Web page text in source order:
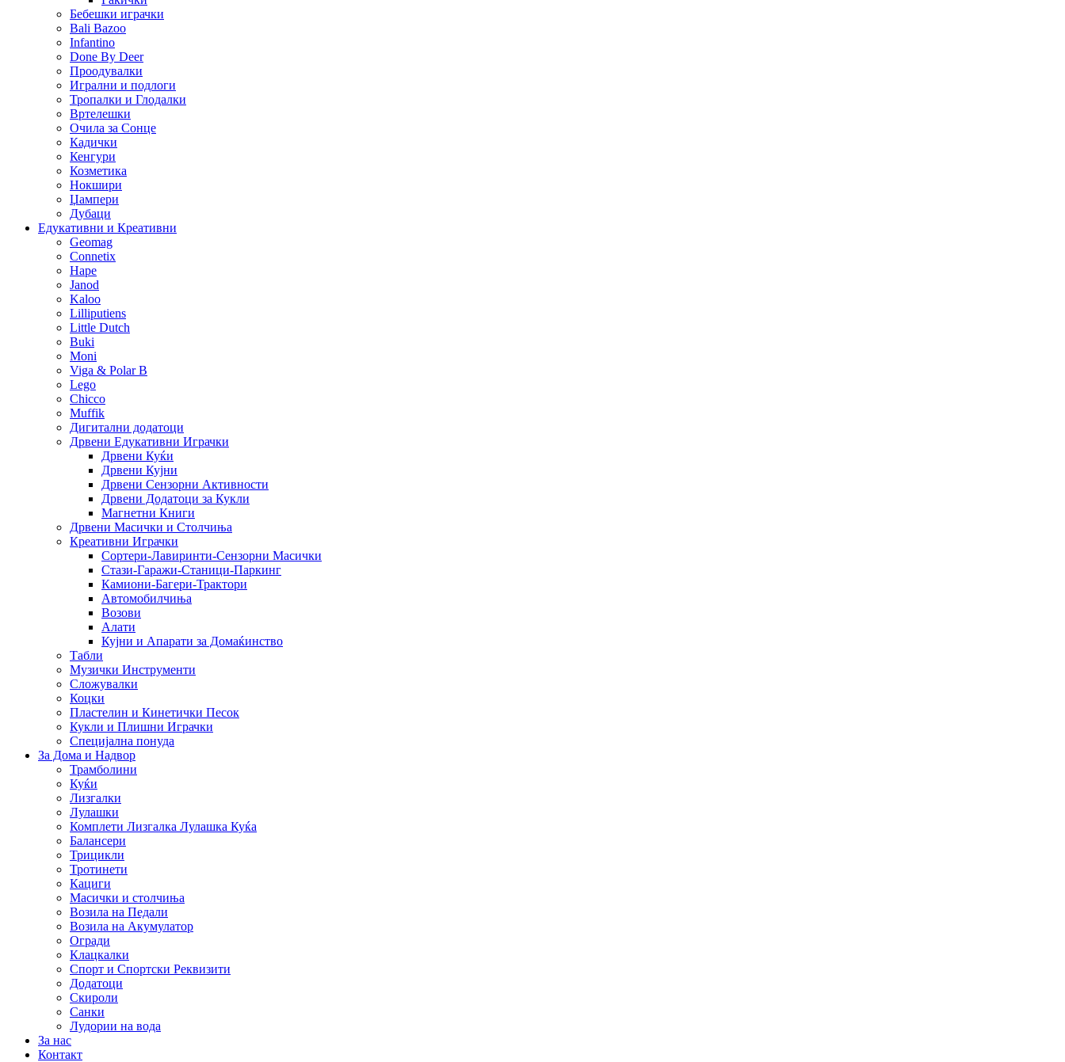
Бебешки играчки
Bali Bazoo
Infantino
Done By Deer
Проодувалки
Игрални и подлоги
Тропалки и Глодалки
Вртелешки
Очила за Сонце
Кадички
Кенгури
Козметика
Нокшири
Џампери
Дубаци
Едукативни и Креативни
Geomag
Connetix
Hape
Janod
Kaloo
Lilliputiens
Little Dutch
Buki
Moni
Viga & Polar B
Lego
Chicco
Muffik
Дигитални додатоци
Дрвени Едукативни Играчки
Дрвени Куќи
Дрвени Кујни
Дрвени Сензорни Активности
Дрвени Додатоци за Кукли
Магнетни Книги
Дрвени Масички и Столчиња
Креативни Играчки
Сортери-Лавиринти-Сензорни Масички
Стази-Гаражи-Станици-Паркинг
Камиони-Багери-Трактори
Автомобилчиња
Возови
Алати
Кујни и Апарати за Домаќинство
Табли
Музички Инструменти
Сложувалки
Коцки
Пластелин и Кинетички Песок
Кукли и Плишни Играчки
Специјална понуда
За Дома и Надвор
Трамболини
Куќи
Лизгалки
Лулашки
Комплети Лизгалка Лулашка Куќа
Балансери
Трицикли
Тротинети
Кациги
Mасички и столчиња
Возила на Педали
Возила на Акумулатор
Огради
Клацкалки
Спорт и Спортски Реквизити
Додатоци
Скироли
Санки
Лудории на вода
За нас
Контакт